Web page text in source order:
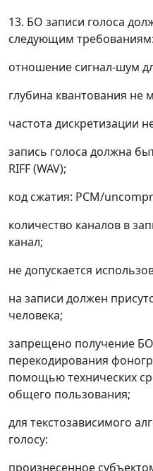
13. БО записи голоса
следующим требованиям:
отношение сигнал-шум
глубина квантования не
частота дискретизации
запись голоса должна
RIFF (WAV);
код сжатия: PCM/
количество каналов в
канал;
не допускается
на записи должен
человека;
запрещено получение
перекодирования
помощью технических
общего пользования;
для текстозависимого
голосу:
произнесенное